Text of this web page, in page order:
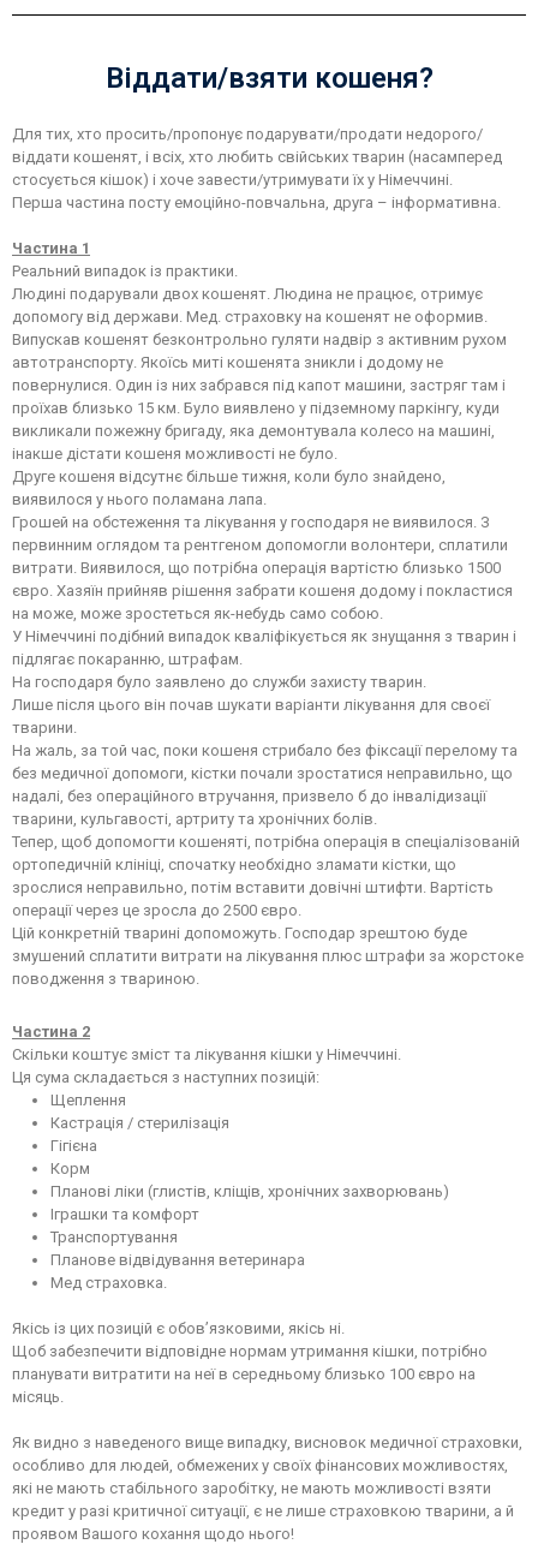
Віддати/взяти кошеня?
Для тих, хто просить/пропонує подарувати/продати недорого/
віддати кошенят, і всіх, хто любить свійських тварин (насамперед
стосується кішок) і хоче завести/утримувати їх у Німеччині.
Перша частина посту емоційно-повчальна, друга – інформативна.
Частина 1
Реальний випадок із практики.
Людині подарували двох кошенят. Людина не працює, отримує
допомогу від держави. Мед. страховку на кошенят не оформив.
Випускав кошенят безконтрольно гуляти надвір з активним рухом
автотранспорту. Якоїсь миті кошенята зникли і додому не
повернулися. Один із них забрався під капот машини, застряг там і
проїхав близько 15 км. Було виявлено у підземному паркінгу, куди
викликали пожежну бригаду, яка демонтувала колесо на машині,
інакше дістати кошеня можливості не було.
Друге кошеня відсутнє більше тижня, коли було знайдено,
виявилося у нього поламана лапа.
Грошей на обстеження та лікування у господаря не виявилося. З
первинним оглядом та рентгеном допомогли волонтери, сплатили
витрати. Виявилося, що потрібна операція вартістю близько 1500
євро. Хазяїн прийняв рішення забрати кошеня додому і покластися
на може, може зростеться як-небудь само собою.
У Німеччині подібний випадок кваліфікується як знущання з тварин і
підлягає покаранню, штрафам.
На господаря було заявлено до служби захисту тварин.
Лише після цього він почав шукати варіанти лікування для своєї
тварини.
На жаль, за той час, поки кошеня стрибало без фіксації перелому та
без медичної допомоги, кістки почали зростатися неправильно, що
надалі, без операційного втручання, призвело б до інвалідизації
тварини, кульгавості, артриту та хронічних болів.
Тепер, щоб допомогти кошеняті, потрібна операція в спеціалізованій
ортопедичній клініці, спочатку необхідно зламати кістки, що
зрослися неправильно, потім вставити довічні штифти. Вартість
операції через це зросла до 2500 євро.
Цій конкретній тварині допоможуть. Господар зрештою буде
змушений сплатити витрати на лікування плюс штрафи за жорстоке
поводження з твариною.
Частина 2
Скільки коштує зміст та лікування кішки у Німеччині.
Ця сума складається з наступних позицій:
Щеплення
Кастрація / стерилізація
Гігієна
Корм
Планові ліки (глистів, кліщів, хронічних захворювань)
Іграшки та комфорт
Транспортування
Планове відвідування ветеринара
Мед страховка.
Якісь із цих позицій є обов’язковими, якісь ні.
Щоб забезпечити відповідне нормам утримання кішки, потрібно
планувати витратити на неї в середньому близько 100 євро на
місяць.
Як видно з наведеного вище випадку, висновок медичної страховки,
особливо для людей, обмежених у своїх фінансових можливостях,
які не мають стабільного заробітку, не мають можливості взяти
кредит у разі критичної ситуації, є не лише страховкою тварини, а й
проявом Вашого кохання щодо нього!